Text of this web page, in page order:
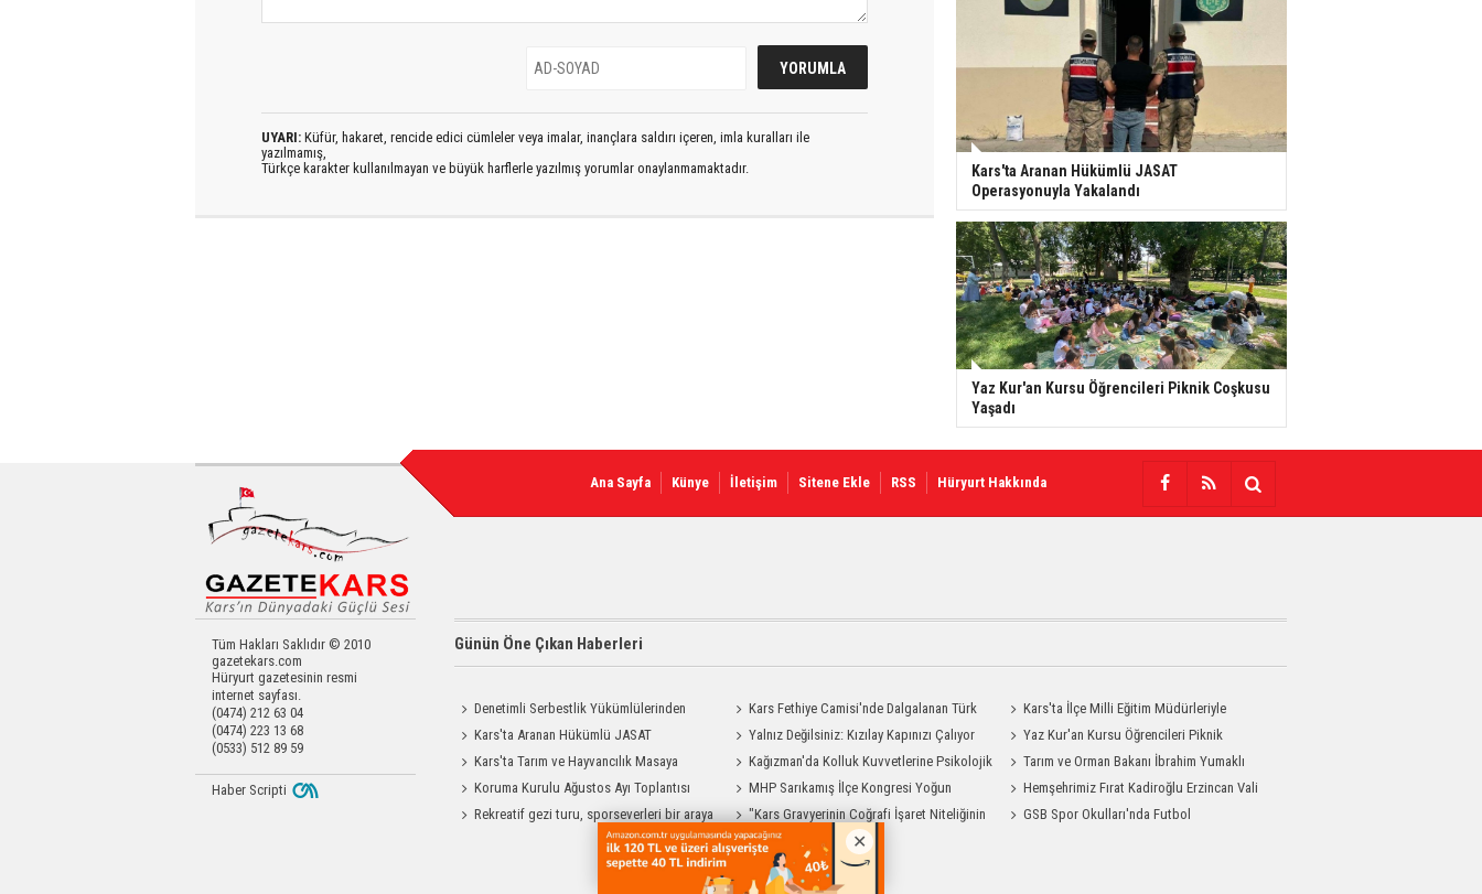
UYARI: Küfür, hakaret, rencide edici cümleler veya imalar, inançlara saldırı içeren, imla kuralları ile
yazılmamış,
Türkçe karakter kullanılmayan ve büyük harflerle yazılmış yorumlar onaylanmamaktadır.
Kars'ta Aranan Hükümlü JASAT
Operasyonuyla Yakalandı
Yaz Kur'an Kursu Öğrencileri Piknik Coşkusu
Yaşadı
Ana Sayfa Künye İletişim Sitene Ekle RSS Hüryurt Hakkında
Tüm Hakları Saklıdır © 2010
gazetekars.com
Hüryurt gazetesinin resmi
internet sayfası.
(0474) 212 63 04
(0474) 223 13 68
(0533) 512 89 59
Günün Öne Çıkan Haberleri
Denetimli Serbestlik Yükümlülerinden
Okula Temizlik Desteği
Kars Fethiye Camisi'nde Dalgalanan Türk
Bayrağı Görenlerin Beğenisini Topladı
Kars'ta İlçe Milli Eğitim Müdürleriyle
Değerlendirme Toplantısı
Kars'ta Aranan Hükümlü JASAT
Operasyonuyla Yakalandı
Yalnız Değilsiniz: Kızılay Kapınızı Çalıyor
Yaz Kur'an Kursu Öğrencileri Piknik
Coşkusu Yaşadı
Kars'ta Tarım ve Hayvancılık Masaya
Yatırıldı
Kağızman'da Kolluk Kuvvetlerine Psikolojik
İlk Yardım Eğitimi
Tarım ve Orman Bakanı İbrahim Yumaklı
Kars'a Geliyor
Koruma Kurulu Ağustos Ayı Toplantısı
Yapıldı
MHP Sarıkamış İlçe Kongresi Yoğun
Katılımla Gerçekleştirildi
Hemşehrimiz Fırat Kadiroğlu Erzincan Vali
Yardımcılığına Atandı
Rekreatif gezi turu, sporseverleri bir araya
"Kars Gravyerinin Coğrafi İşaret Niteliğinin
Güçlendirilmesi Projesi"
GSB Spor Okulları'nda Futbol
Haber Scripti